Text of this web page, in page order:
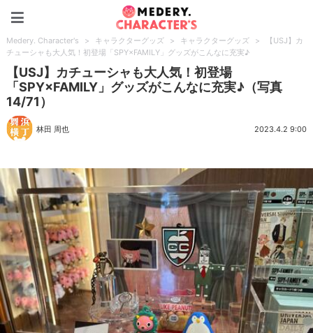
Medery. Character's > キャラクターグッズ > キャラクターグッズ >
【USJ】カ
チューシャも大人気！初登場「SPY×FAMILY」グッズがこんなに充実♪
【USJ】カチューシャも大人気！初登場
「SPY×FAMILY」グッズがこんなに充実♪（写真
14/71）
林田 周也 2023.4.2 9:00